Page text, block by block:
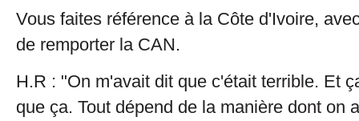
Vous faites référence à la Côte d'Ivoire,
de remporter la CAN.
H.R : "On m'avait dit que c'était terrible. Et
que ça. Tout dépend de la manière dont on